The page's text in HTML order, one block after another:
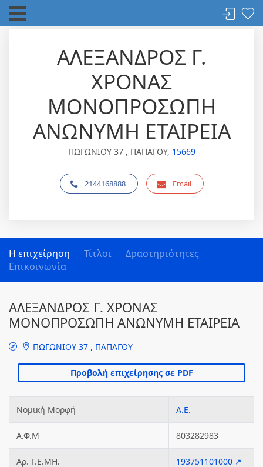
ΑΛΕΞΑΝΔΡΟΣ Γ.
ΧΡΟΝΑΣ
ΜΟΝΟΠΡΟΣΩΠΗ
ΑΝΩΝΥΜΗ ΕΤΑΙΡΕΙΑ
ΠΩΓΩΝΙΟΥ 37 , ΠΑΠΑΓΟΥ, 15669
2144168888 Email
Η επιχείρηση Τίτλοι
Δραστηριότητες
Επικοινωνία
ΑΛΕΞΑΝΔΡΟΣ Γ. ΧΡΟΝΑΣ
ΜΟΝΟΠΡΟΣΩΠΗ ΑΝΩΝΥΜΗ ΕΤΑΙΡΕΙΑ
ΠΩΓΩΝΙΟΥ 37 , ΠΑΠΑΓΟΥ
Νομική Μορφή Α.Ε.
Α.Φ.Μ 803282983
Αρ. Γ.Ε.ΜΗ. 193751101000 ↗